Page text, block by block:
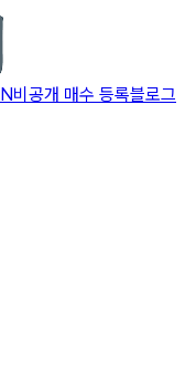
N비공개 매수 등록블로그